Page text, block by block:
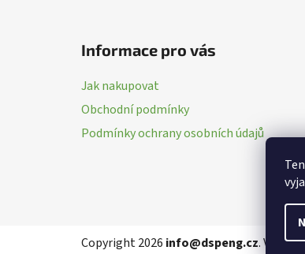
Informace pro vás
Jak nakupovat
Obchodní podmínky
Podmínky ochrany osobních údajů
Copyright 2026 info@dspeng.cz.